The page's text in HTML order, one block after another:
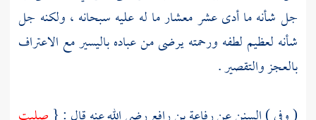
جل شأنه ما أدى عشر معشار ما له عليه سبحانه ، ولكنه جل
شأنه لعظيم لطفه ورحمته يرضى من عباده باليسير مع الاعتراف
بالعجز والتقصير .